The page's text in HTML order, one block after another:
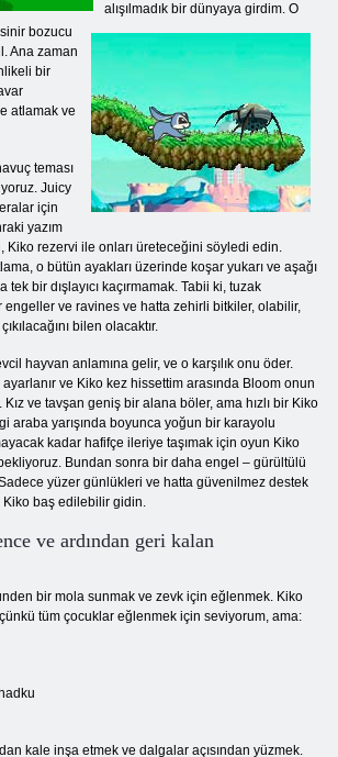
alışılmadık bir dünyaya girdim. O
bozucu
Ana zaman
bir
atlamak ve
teması
Juicy
için
yazım
Kiko rezervi ile onları üreteceğini söyledi edin.
o bütün ayakları üzerinde koşar yukarı ve aşağı
tek bir dışlayıcı kaçırmamak. Tabii ki, tuzak
engeller ve ravines ve hatta zehirli bitkiler, olabilir,
bilen olacaktır.
hayvan anlamına gelir, ve o karşılık onu öder.
ve Kiko kez hissettim arasında Bloom onun
Kız ve tavşan geniş bir alana böler, ama hızlı bir Kiko
araba yarışında boyunca yoğun bir karayolu
kadar hafifçe ileriye taşımak için oyun Kiko
Bundan sonra bir daha engel – gürültülü
yüzer günlükleri ve hatta güvenilmez destek
baş edilebilir gidin.
ve ardından geri kalan
bir mola sunmak ve zevk için eğlenmek. Kiko
tüm çocuklar eğlenmek için seviyorum, ama:
kale inşa etmek ve dalgalar açısından yüzmek.